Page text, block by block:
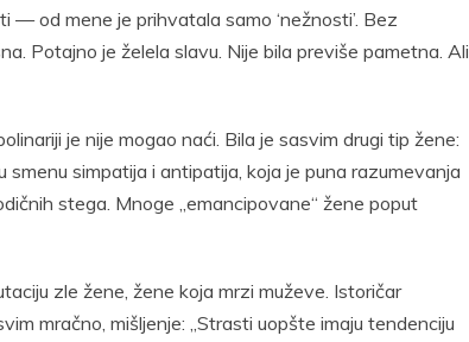
od mene je prihvatala samo ‘nežnosti’. Bez
Potajno je želela slavu. Nije bila previše pametna. Ali
je nije mogao naći. Bila je sasvim drugi tip žene:
simpatija i antipatija, koja je puna razumevanja
stega. Mnoge „emancipovane“ žene poput
zle žene, žene koja mrzi muževe. Istoričar
mračno, mišljenje: „Strasti uopšte imaju tendenciju